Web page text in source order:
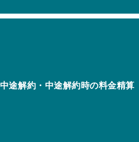
中途解約・中途解約時の料金精算